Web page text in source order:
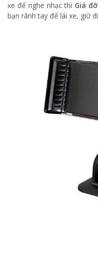
xe để nghe nhạc thì Giá
bạn rãnh tay để lái xe, giữ